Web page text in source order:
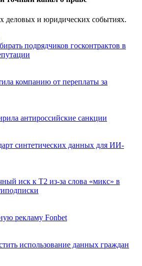
деловых и юридических событиях.
подрядчиков госконтрактов в
компанию от переплаты за
антироссийские санкции
синтетических данных для ИИ-
иск к Т2 из-за слова «микс» в
рекламу Fonbet
использование данных граждан